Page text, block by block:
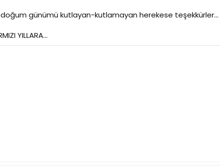
günümü kutlayan-kutlamayan herekese teşekkürler...
YILLARA...